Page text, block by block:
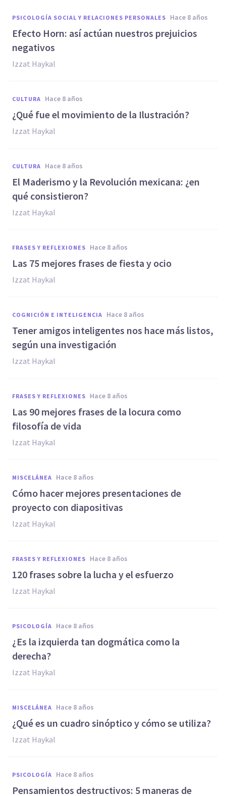
PSICOLOGÍA SOCIAL Y RELACIONES PERSONALES hace 8 años
Efecto Horn: así actúan nuestros prejuicios
negativos
Izzat Haykal
CULTURA hace 8 años
¿Qué fue el movimiento de la Ilustración?
Izzat Haykal
CULTURA hace 8 años
El Maderismo y la Revolución mexicana: ¿en
qué consistieron?
Izzat Haykal
FRASES Y REFLEXIONES hace 8 años
Las 75 mejores frases de fiesta y ocio
Izzat Haykal
COGNICIÓN E INTELIGENCIA hace 8 años
Tener amigos inteligentes nos hace más listos,
según una investigación
Izzat Haykal
FRASES Y REFLEXIONES hace 8 años
Las 90 mejores frases de la locura como
filosofía de vida
Izzat Haykal
MISCELÁNEA hace 8 años
Cómo hacer mejores presentaciones de
proyecto con diapositivas
Izzat Haykal
FRASES Y REFLEXIONES hace 8 años
120 frases sobre la lucha y el esfuerzo
Izzat Haykal
PSICOLOGÍA hace 8 años
¿Es la izquierda tan dogmática como la
derecha?
Izzat Haykal
MISCELÁNEA hace 8 años
¿Qué es un cuadro sinóptico y cómo se utiliza?
Izzat Haykal
PSICOLOGÍA hace 8 años
Pensamientos destructivos: 5 maneras de